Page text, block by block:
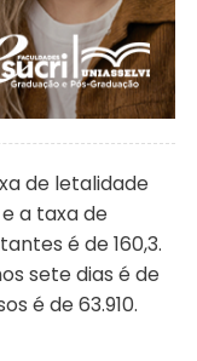
de letalidade
a taxa de
é de 160,3.
sete dias é de
é de 63.910.